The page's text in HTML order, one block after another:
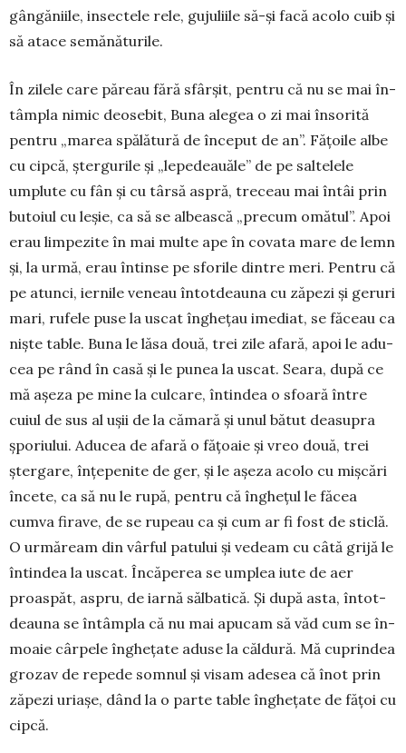
gângă­niile, insec­tele rele, gujuliile să-și facă acolo cuib și
să atace semănăturile.
În zilele care păreau fără sfâr­­șit, pentru că nu se mai în­
tâmpla nimic deosebit, Buna alegea o zi mai însorită
pentru „marea spălătură de început de an”. Fățoile albe
cu cipcă, ștergurile și „lepedeauăle” de pe saltelele
umplute cu fân și cu târsă aspră, treceau mai întâi prin
butoiul cu leșie, ca să se albească „precum omătul”. Apoi
erau limpezite în mai multe ape în covata mare de lemn
și, la urmă, erau întinse pe sforile dintre meri. Pentru că
pe atunci, iernile veneau întotdeauna cu zăpezi și geruri
mari, rufele puse la uscat înghețau imediat, se făceau ca
niște table. Buna le lăsa două, trei zile afară, apoi le adu­
cea pe rând în casă și le punea la uscat. Seara, după ce
mă așeza pe mine la culcare, întindea o sfoară între
cuiul de sus al ușii de la cămară și unul bătut deasupra
șporiului. Aducea de afară o fățoaie și vreo două, trei
ștergare, înțepenite de ger, și le așeza acolo cu mișcări
încete, ca să nu le rupă, pentru că înghețul le făcea
cumva firave, de se rupeau ca și cum ar fi fost de sticlă.
O urmă­ream din vârful patului și ve­deam cu câtă grijă le
întindea la uscat. Încăperea se umplea iute de aer
proaspăt, as­pru, de iarnă sălbatică. Și după asta, întot­
dea­una se întâm­pla că nu mai apu­cam să văd cum se în­
moaie câr­pe­le înghe­ța­te aduse la căldură. Mă cu­prin­dea
grozav de repede somnul și visam ade­sea că înot prin
zăpezi uria­șe, dând la o parte table înghețate de fățoi cu
cipcă.